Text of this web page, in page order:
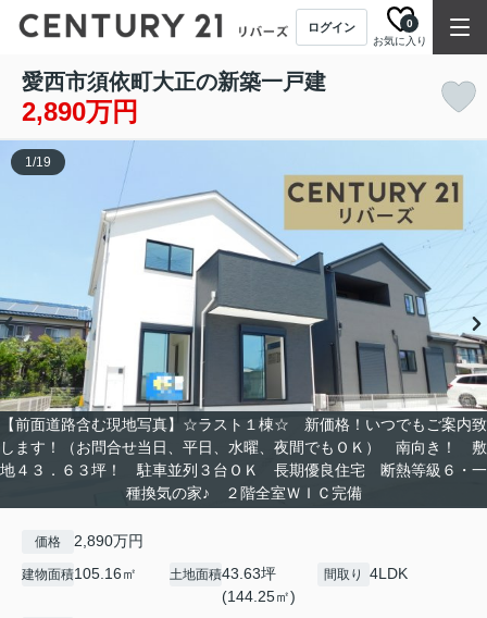
ログイン
お気に入り
0
愛西市須依町大正の新築一戸建
2,890万円
【前面道路含む現地写真】☆ラスト１棟☆ 新価格！いつでもご案内致
します！（お問合せ当日、平日、水曜、夜間でもＯＫ） 南向き！ 敷
地４３．６３坪！ 駐車並列３台ＯＫ 長期優良住宅 断熱等級６・一
種換気の家♪ ２階全室ＷＩＣ完備
1/19
価格 2,890万円
建物面積105.16㎡ 土地面積43.63坪
(144.25㎡)
間取り 4LDK